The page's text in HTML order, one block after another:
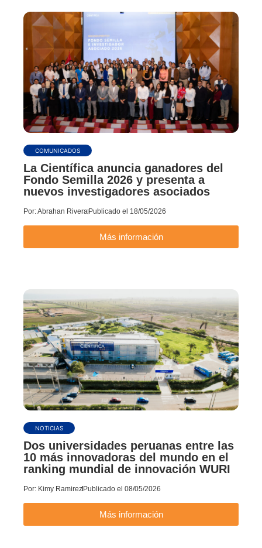
COMUNICADOS
La Científica anuncia ganadores del
Fondo Semilla 2026 y presenta a
nuevos investigadores asociados
Por:Abrahan Rivera Publicado el 18/05/2026
Más información
NOTICIAS
Dos universidades peruanas entre las
10 más innovadoras del mundo en el
ranking mundial de innovación WURI
Por: Kimy Ramirez Publicado el 08/05/2026
Más información